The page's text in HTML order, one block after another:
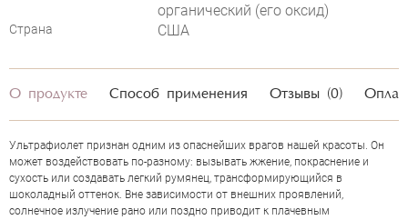
органический (его оксид)
Страна США
О продукте Способ применения Отзывы (0)
Ультрафиолет признан одним из опаснейших врагов нашей красоты. Он
может воздействовать по-разному: вызывать жжение, покраснение и
сухость или создавать легкий румянец, трансформирующийся в
шоколадный оттенок. Вне зависимости от внешних проявлений,
солнечное излучение рано или поздно приводит к плачевным